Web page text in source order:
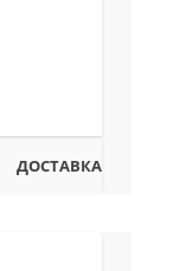
ДОСТАВКА